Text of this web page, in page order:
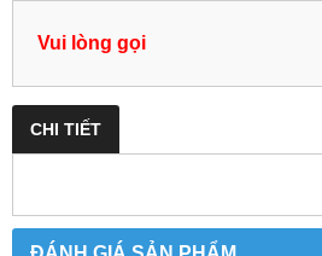
Vui lòng gọi
CHI TIẾT